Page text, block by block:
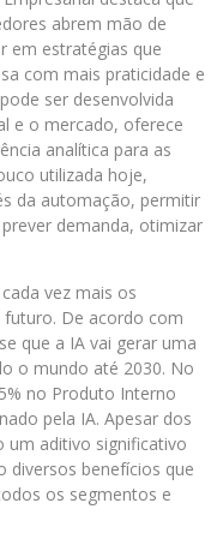
abrem mão de
em estratégias que
com mais praticidade e
ser desenvolvida
e o mercado, oferece
analítica para as
utilizada hoje,
da automação, permitir
demanda, otimizar
vez mais os
De acordo com
que a IA vai gerar uma
o mundo até 2030. No
no Produto Interno
pela IA. Apesar dos
um aditivo significativo
diversos benefícios que
os segmentos e